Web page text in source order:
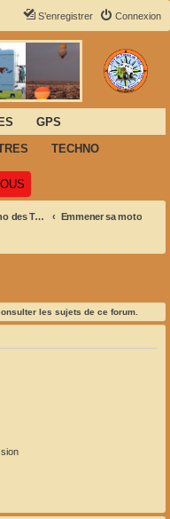
Connexion
S’enregistrer
GPS
TECHNO
Espace Techno des Tortues Emmener sa moto
les sujets de ce forum.